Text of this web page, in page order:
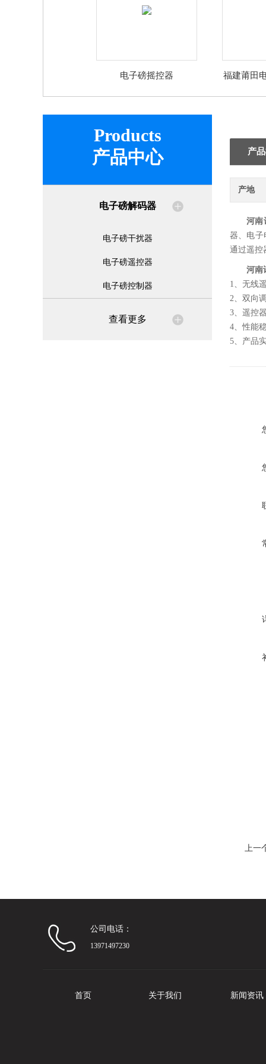
电子磅摇控器
福建莆田
Products
产品中心
电子磅解码器
电子磅干扰器
电子磅遥控器
电子磅控制器
查看更多
产
产地
河南
器、电子
通过遥控
河南
1、无线
2、双向
3、遥控
4、性能
5、产品
上一
公司电话：
13971497230
首页 关于我们 新闻资讯